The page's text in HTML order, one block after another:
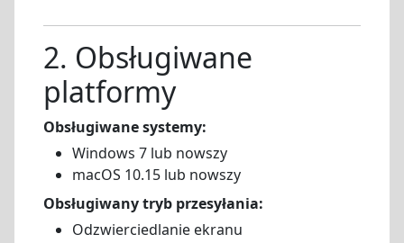
2. Obsługiwane
platformy
Obsługiwane systemy:
Windows 7 lub nowszy
macOS 10.15 lub nowszy
Obsługiwany tryb przesyłania:
Odzwierciedlanie ekranu